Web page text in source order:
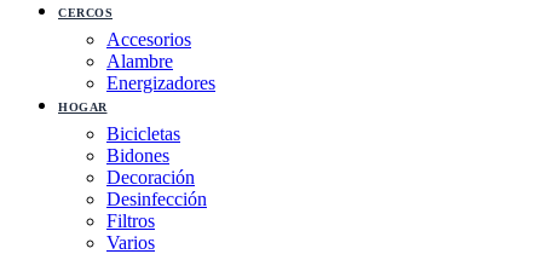
CERCOS
Accesorios
Alambre
Energizadores
HOGAR
Bicicletas
Bidones
Decoración
Desinfección
Filtros
Varios